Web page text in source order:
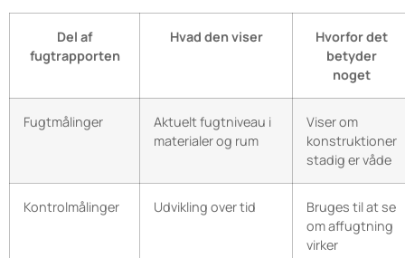
Del af
fugtrapporten
Hvad den viser
Hvorfor det
betyder
noget
Fugtmålinger
Aktuelt fugtniveau i
materialer og rum
Viser om
konstruktioner
stadig er våde
Kontrolmålinger Udvikling over tid
Bruges til at se
om affugtning
virker